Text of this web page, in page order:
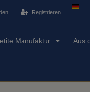
Registrieren
Manufaktur Aus